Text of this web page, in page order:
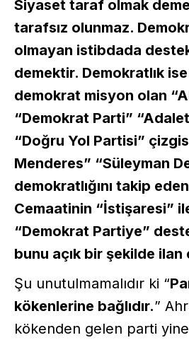
Siyaset taraf olmak
tarafsız olunmaz.
olmayan istibdada
demektir. Demokratlık
demokrat misyon olan
“Demokrat Parti”
“Doğru Yol Partisi”
Menderes” “Süleyman
demokratlığını takip
Cemaatinin “İstişaresi”
“Demokrat Partiye”
bunu açık bir şekilde
Şu unutulmamalıdır ki “
kökenlerine bağlıdır.”
kökenden gelen parti yine